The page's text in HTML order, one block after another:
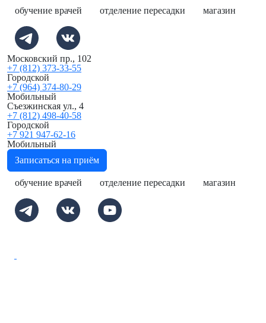
обучение врачей
отделение пересадки магазин
Московский пр., 102
+7 (812) 373-33-55
Городской
+7 (964) 374-80-29
Мобильный
Съезжинская ул., 4
+7 (812) 498-40-58
Городской
+7 921 947-62-16
Мобильный
Записаться на приём
обучение врачей отделение пересадки магазин